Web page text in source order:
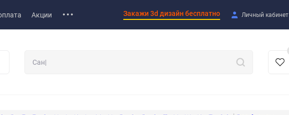
Акции Закажи 3d дизайн бесплатно Личный кабинет